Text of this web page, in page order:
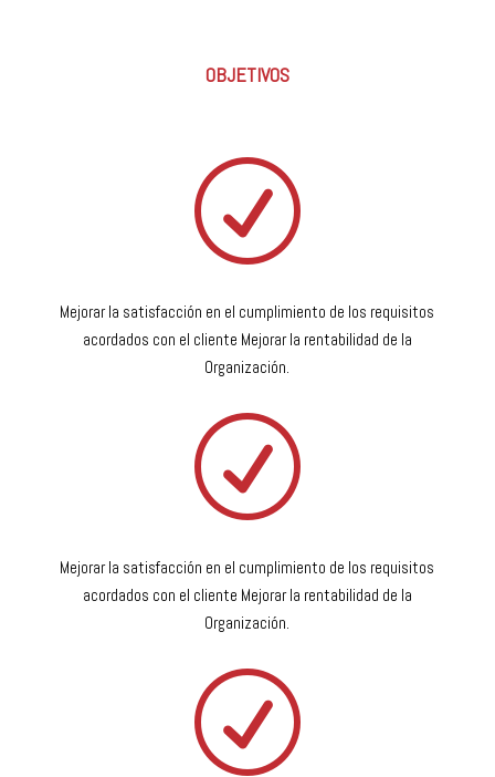
OBJETIVOS
R
Mejorar la satisfacción en el cumplimiento de los requisitos
acordados con el cliente Mejorar la rentabilidad de la
Organización.
R
Mejorar la satisfacción en el cumplimiento de los requisitos
acordados con el cliente Mejorar la rentabilidad de la
Organización.
R